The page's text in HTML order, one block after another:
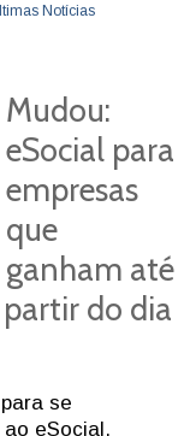
Notícias
Mudou:
eSocial para
empresas
que
ganham até
do dia
se
eSocial.